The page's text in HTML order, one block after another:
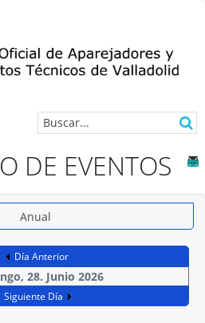
DE EVENTOS
Anual
Día Anterior
28. Junio 2026
Siguiente Día